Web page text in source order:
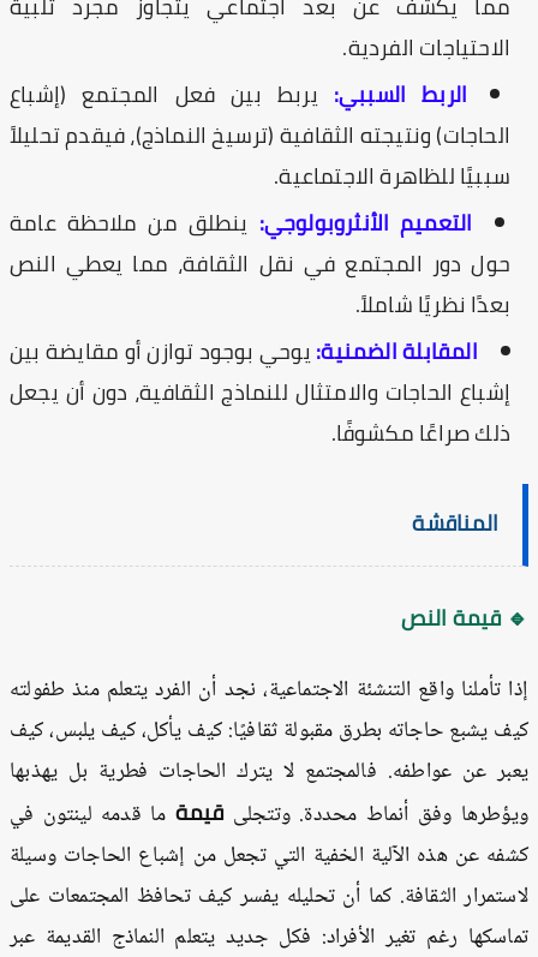
الاحتياجات الفردية.
الربط السببي:يربط بين فعل المجتمع (إشباع
الحاجات) ونتيجته الثقافية (ترسيخ النماذج)، فيقدم تحليلاً
سببيًا للظاهرة الاجتماعية.
التعميم الأنثروبولوجي:ينطلق من ملاحظة عامة
حول دور المجتمع في نقل الثقافة، مما يعطي النص
بعدًا نظريًا شاملاً.
المقابلة الضمنية:يوحي بوجود توازن أو مقايضة بين
إشباع الحاجات والامتثال للنماذج الثقافية، دون أن يجعل
ذلك صراعًا مكشوفًا.
المناقشة
قيمة النص
تأملنا واقع التنشئة الاجتماعية، نجد أن الفرد يتعلم منذ طفولته
يشبع حاجاته بطرق مقبولة ثقافيًا: كيف يأكل، كيف يلبس، كيف
عن عواطفه. فالمجتمع لا يترك الحاجات فطرية بل يهذبها
وفق أنماط محددة. وتتجلىقيمةما قدمه لينتون في
عن هذه الآلية الخفية التي تجعل من إشباع الحاجات وسيلة
الثقافة. كما أن تحليله يفسر كيف تحافظ المجتمعات على
رغم تغير الأفراد: فكل جديد يتعلم النماذج القديمة عبر